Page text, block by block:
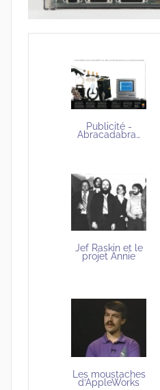
Publicité -
Abracadabra…
Jef Raskin et le
projet Annie
Les moustaches
d’AppleWorks